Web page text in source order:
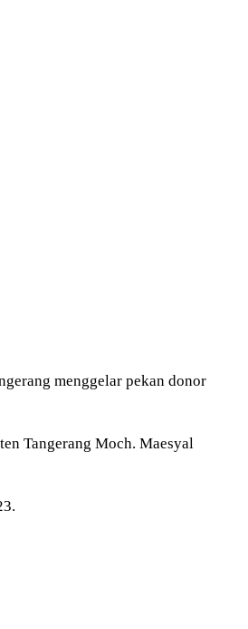
menggelar pekan donor
Tangerang Moch. Maesyal